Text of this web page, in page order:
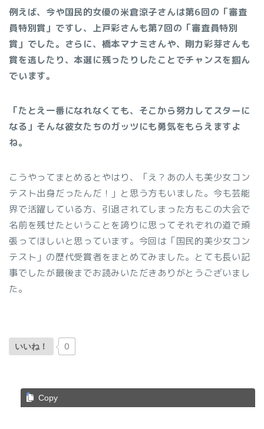
例えば、今や国民的女優の米倉涼子さんは第6回の「審査
員特別賞」ですし、上戸彩さんも第7回の「審査員特別
賞」でした。さらに、橋本マナミさんや、剛力彩芽さんも
賞を逃したり、本選に残ったりしたことでチャンスを掴ん
でいます。
「たとえ一番になれなくても、そこから努力してスターに
なる」そんな彼女たちのガッツにも勇気をもらえますよ
ね。
こうやってまとめるとやはり、「え？あの人も美少女コン
テスト出身だったんだ！」と思う方もいました。今も芸能
界で活躍している方、引退されてしまった方もこの大会で
名前を残せたということを誇りに思ってそれぞれの道で頑
張ってほしいと思っています。今回は「国民的美少女コン
テスト」の歴代受賞者をまとめてみました。とても長い記
事でしたが最後までお読みいただきありがとうございまし
た。
いいね！ 0
Copy